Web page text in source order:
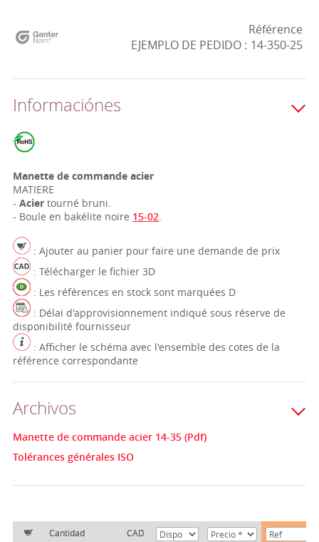
EJEMPLO DE PEDIDO :
Référence
14-350-25
Informaciónes
Manette de commande acier
MATIERE
- Aciertourné bruni.
- Boule en bakélite noire 15-02.
: Ajouter au panier pour faire une demande de prix
: Télécharger le fichier 3D
: Les références en stock sont marquées D
: Délai d'approvisionnement indiqué sous réserve de
disponibilité fournisseur
: Afficher le schéma avec l'ensemble des cotes de la
référence correspondante
Archivos
Manette de commande acier 14-35 (Pdf)
Tolérances générales ISO
Cantidad CAD